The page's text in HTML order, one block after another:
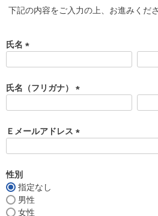
下記の内容をご入力の上、お進みくだ
氏名
須
)
氏名（フリガナ）
須
)
Ｅメールアドレス
性別
指定なし
男性
女性